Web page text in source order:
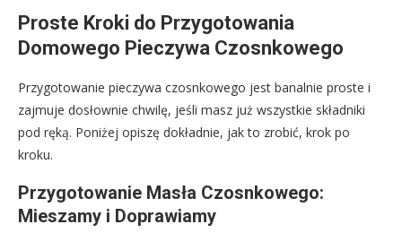
Proste Kroki do Przygotowania
Domowego Pieczywa Czosnkowego
Przygotowanie pieczywa czosnkowego jest banalnie proste i
zajmuje dosłownie chwilę, jeśli masz już wszystkie składniki
pod ręką. Poniżej opiszę dokładnie, jak to zrobić, krok po
kroku.
Przygotowanie Masła Czosnkowego:
Mieszamy i Doprawiamy